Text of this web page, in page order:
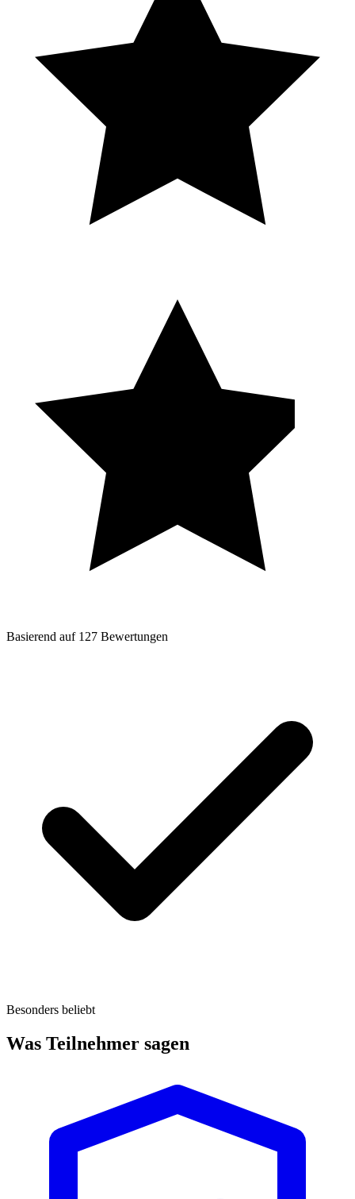
Basierend auf 127 Bewertungen
Besonders beliebt
Was Teilnehmer sagen